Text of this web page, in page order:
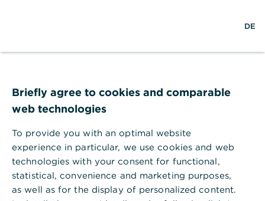
Kann ich die Freigabe einer Anlage nur allein vornehmen?
Kann ich die Freigabe einer Anlage
nur allein vornehmen?
Grundsätzliche Voraussetzung ist das
Vorhandensein einer entsprechenden Vollmacht.
Diese muss entweder eine
Einzelverfügungsberechtigung(beispielsweise
Bankvollmacht, erweiterte Vollmacht oder sonstige
DE
Briefly agree to cookies and comparable
web technologies
To provide you with an optimal website
experience in particular, we use cookies and web
technologies with your consent for functional,
statistical, convenience and marketing purposes,
as well as for the display of personalized content.